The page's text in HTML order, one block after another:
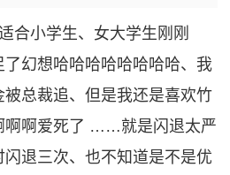
合小学生、女大学生刚刚
幻想哈哈哈哈哈哈哈哈、我
总裁追、但是我还是喜欢竹
啊啊爱死了 ……就是闪退太严
退三次、也不知道是不是优